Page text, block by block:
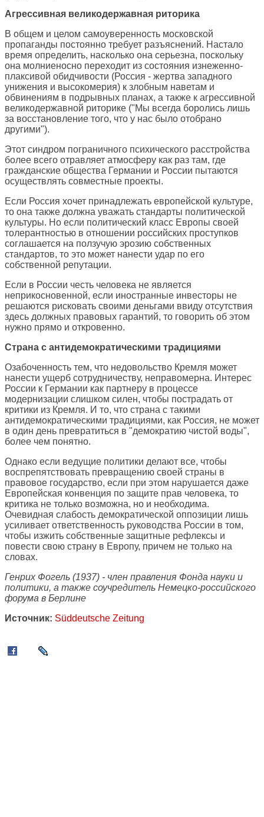
Агрессивная великодержавная риторика
В общем и целом самоуверенность московской
пропаганды постоянно требует разъяснений. Настало
время определить, насколько она серьезна, поскольку
она молниеносно переходит из состояния изнеженно-
плаксивой обидчивости (Россия - жертва западного
унижения и высокомерия) к злобным наветам и
обвинениям в подрывных планах, а также к агрессивной
великодержавной риторике ("Мы всегда боролись лишь
за восстановление того, что у нас было отобрано
другими").
Этот синдром пограничного психического расстройства
более всего отравляет атмосферу как раз там, где
гражданские общества Германии и России пытаются
осуществлять совместные проекты.
Если Россия хочет принадлежать европейской культуре,
то она также должна уважать стандарты политической
культуры. Но если политический класс Европы своей
толерантностью в отношении российских проступков
соглашается на ползучую эрозию собственных
стандартов, то это может нанести удар по его
собственной репутации.
Если в России честь человека не является
неприкосновенной, если иностранные инвесторы не
решаются рисковать своими деньгами ввиду отсутствия
здесь должных правовых гарантий, то говорить об этом
нужно прямо и откровенно.
Страна с антидемократическими традициями
Озабоченность тем, что недовольство Кремля может
нанести ущерб сотрудничеству, неправомерна. Интерес
России к Германии как партнеру в процессе
модернизации слишком силен, чтобы пострадать от
критики из Кремля. И то, что страна с такими
антидемократическими традициями, как Россия, не может
в один день превратиться в "демократию чистой воды",
более чем понятно.
Однако если ведущие политики делают все, чтобы
воспрепятствовать превращению своей страны в
правовое государство, если при этом нарушается даже
Европейская конвенция по защите прав человека, то
критика не только возможна, но и необходима.
Очевидная слабость демократической оппозиции лишь
усиливает ответственность руководства России в том,
чтобы изжить собственные защитные рефлексы и
повести свою страну в Европу, причем не только на
словах.
Генрих Фогель (1937) - член правления Фонда науки и
политики, а также соучредитель Немецко-российского
форума в Берлине
Источник: Süddeutsche Zeitung